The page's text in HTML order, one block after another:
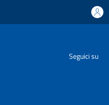
Seguici su